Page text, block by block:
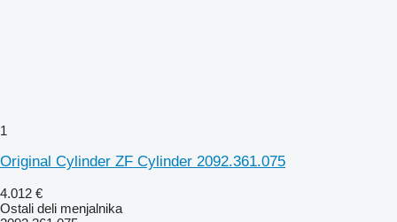
1
Original Cylinder ZF Cylinder 2092.361.075
4.012 €
Ostali deli menjalnika